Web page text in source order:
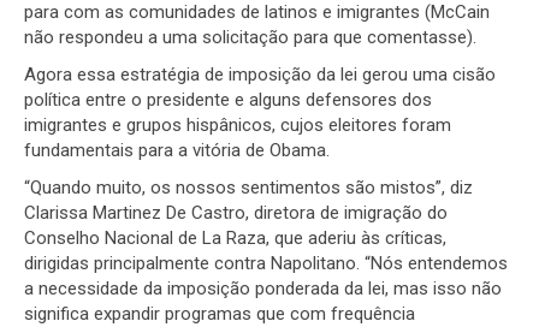
para com as comunidades de latinos e imigrantes (McCain
não respondeu a uma solicitação para que comentasse).
Agora essa estratégia de imposição da lei gerou uma cisão
política entre o presidente e alguns defensores dos
imigrantes e grupos hispânicos, cujos eleitores foram
fundamentais para a vitória de Obama.
“Quando muito, os nossos sentimentos são mistos”, diz
Clarissa Martinez De Castro, diretora de imigração do
Conselho Nacional de La Raza, que aderiu às críticas,
dirigidas principalmente contra Napolitano. “Nós entendemos
a necessidade da imposição ponderada da lei, mas isso não
significa expandir programas que com frequência